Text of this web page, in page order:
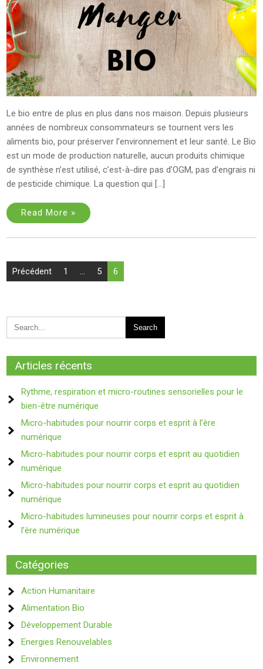
Le bio entre de plus en plus dans nos maison. Depuis plusieurs
années de nombreux consommateurs se tournent vers les
aliments bio, pour préserver l’environnement et leur santé. Le Bio
est un mode de production naturelle, aucun produits chimique
de synthèse n’est utilisé, c’est-à-dire pas d’OGM, pas d’engrais ni
de pesticide chimique. La question qui […]
Read More »
Pagination
des
Précédent 1 … 5 6
Articles récents
Rythme, respiration et micro-routines sensorielles pour le
bien-être numérique
Micro-habitudes pour nourrir corps et esprit à l’ère
numérique
Micro-habitudes pour nourrir corps et esprit au quotidien
numérique
Micro-habitudes pour nourrir corps et esprit au quotidien
numérique
Micro-habitudes lumineuses pour nourrir corps et esprit à
l’ère numérique
Catégories
Action Humanitaire
Alimentation Bio
Développement Durable
Energies Renouvelables
Environnement